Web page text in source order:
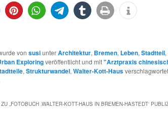
von susiunterArchitektur, Bremen, Leben, Stadtteil,
Exploringveröffentlicht und mit"Arztpraxis
, Strukturwandel, Walter-Kott-Haus
„ FOTOBUCH ‚WALTER-KOTT-HAUS IN BREMEN-HASTEDT‘